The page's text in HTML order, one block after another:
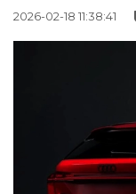
2026-02-18 11:38:41